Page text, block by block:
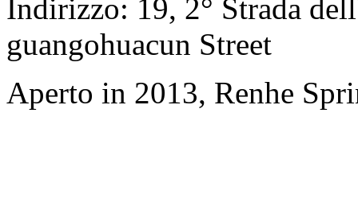
Indirizzo: 19, 2° Strada
guangohuacun Street
Aperto in 2013, Renhe